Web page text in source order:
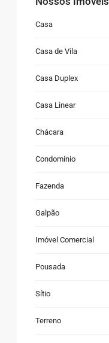
Casa
Casa de Vila
Casa Duplex
Casa Linear
Chácara
Condomínio
Fazenda
Galpão
Imóvel Comercial
Pousada
Sítio
Terreno